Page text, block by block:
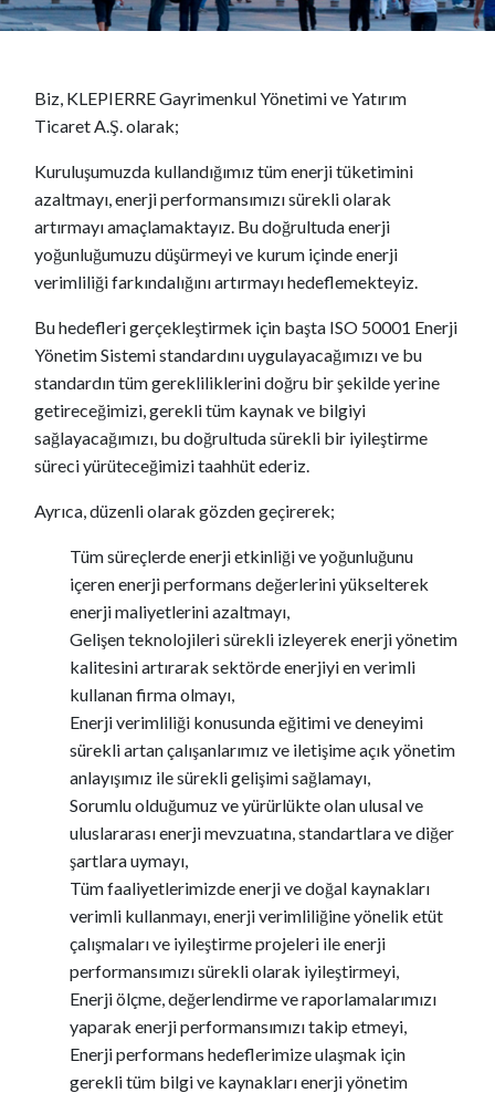
Biz, KLEPIERRE Gayrimenkul Yönetimi ve Yatırım
Ticaret A.Ş. olarak;
Kuruluşumuzda kullandığımız tüm enerji tüketimini
azaltmayı, enerji performansımızı sürekli olarak
artırmayı amaçlamaktayız. Bu doğrultuda enerji
yoğunluğumuzu düşürmeyi ve kurum içinde enerji
verimliliği farkındalığını artırmayı hedeflemekteyiz.
Bu hedefleri gerçekleştirmek için başta ISO 50001 Enerji
Yönetim Sistemi standardını uygulayacağımızı ve bu
standardın tüm gerekliliklerini doğru bir şekilde yerine
getireceğimizi, gerekli tüm kaynak ve bilgiyi
sağlayacağımızı, bu doğrultuda sürekli bir iyileştirme
süreci yürüteceğimizi taahhüt ederiz.
Ayrıca, düzenli olarak gözden geçirerek;
Tüm süreçlerde enerji etkinliği ve yoğunluğunu
içeren enerji performans değerlerini yükselterek
enerji maliyetlerini azaltmayı,
Gelişen teknolojileri sürekli izleyerek enerji yönetim
kalitesini artırarak sektörde enerjiyi en verimli
kullanan firma olmayı,
Enerji verimliliği konusunda eğitimi ve deneyimi
sürekli artan çalışanlarımız ve iletişime açık yönetim
anlayışımız ile sürekli gelişimi sağlamayı,
Sorumlu olduğumuz ve yürürlükte olan ulusal ve
uluslararası enerji mevzuatına, standartlara ve diğer
şartlara uymayı,
Tüm faaliyetlerimizde enerji ve doğal kaynakları
verimli kullanmayı, enerji verimliliğine yönelik etüt
çalışmaları ve iyileştirme projeleri ile enerji
performansımızı sürekli olarak iyileştirmeyi,
Enerji ölçme, değerlendirme ve raporlamalarımızı
yaparak enerji performansımızı takip etmeyi,
Enerji performans hedeflerimize ulaşmak için
gerekli tüm bilgi ve kaynakları enerji yönetim